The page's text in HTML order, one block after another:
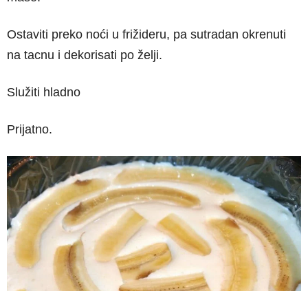
Ostaviti preko noći u frižideru, pa sutradan okrenuti
na tacnu i dekorisati po želji.
Služiti hladno
Prijatno.